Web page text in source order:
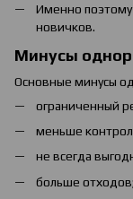
Именно поэтому
новичков.
Минусы
Основные минусы
ограниченный
меньше
не всегда
больше отходов;